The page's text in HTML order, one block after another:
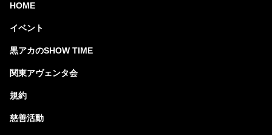
HOME
イベント
黒アカのSHOW TIME
関東アヴェンタ会
規約
慈善活動